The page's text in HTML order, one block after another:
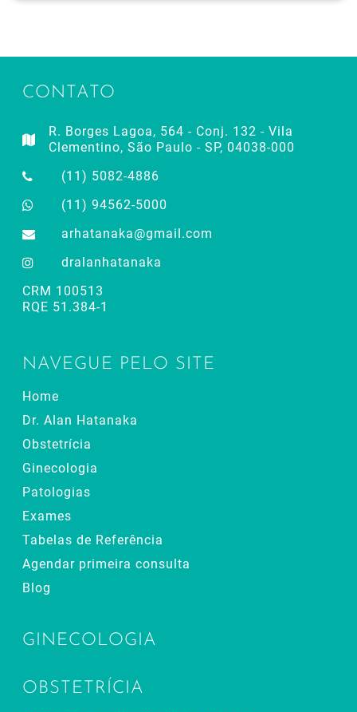
CONTATO
R. Borges Lagoa, 564 - Conj. 132 - Vila
Clementino, São Paulo - SP, 04038-000
(11) 5082-4886
(11) 94562-5000
arhatanaka@gmail.com
dralanhatanaka
CRM 100513
RQE 51.384-1
NAVEGUE PELO SITE
Home
Dr. Alan Hatanaka
Obstetrícia
Ginecologia
Patologias
Exames
Tabelas de Referência
Agendar primeira consulta
Blog
GINECOLOGIA
OBSTETRÍCIA